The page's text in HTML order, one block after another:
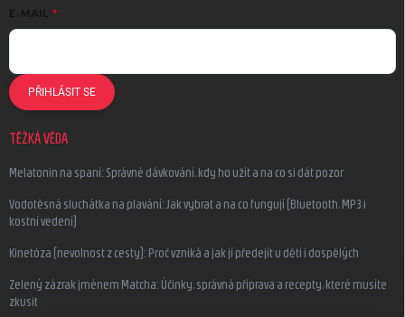
E-MAIL
PŘIHLÁSIT SE
TĚŽKÁ VĚDA
Melatonin na spaní: Správné dávkování, kdy ho užít a na co si dát pozor
Vodotěsná sluchátka na plavání: Jak vybrat a na co fungují (Bluetooth, MP3 i
kostní vedení)
Kinetóza (nevolnost z cesty): Proč vzniká a jak jí předejít u dětí i dospělých
Zelený zázrak jménem Matcha: Účinky, správná příprava a recepty, které musíte
zkusit